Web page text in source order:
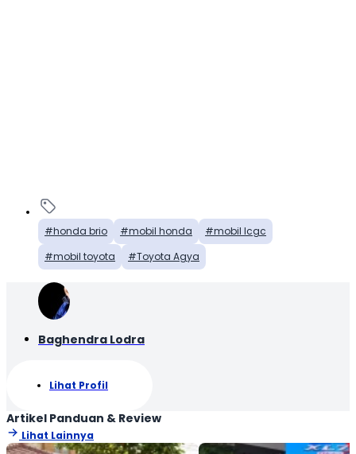
honda brio mobil honda
mobil lcgc
mobil toyota
Toyota Agya
Baghendra Lodra
Lihat Profil
Artikel Panduan & Review
Lihat Lainnya